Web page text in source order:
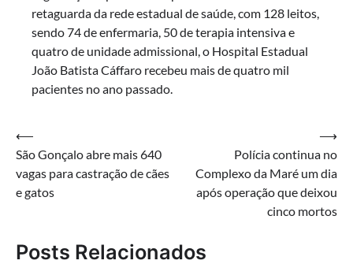
retaguarda da rede estadual de saúde, com 128 leitos,
sendo 74 de enfermaria, 50 de terapia intensiva e
quatro de unidade admissional, o Hospital Estadual
João Batista Cáffaro recebeu mais de quatro mil
pacientes no ano passado.
Navegação
de
Post
⟵
São Gonçalo abre mais 640
vagas para castração de cães
e gatos
Polícia continua no
Complexo da Maré um dia
após operação que deixou
cinco mortos
⟶
Posts Relacionados